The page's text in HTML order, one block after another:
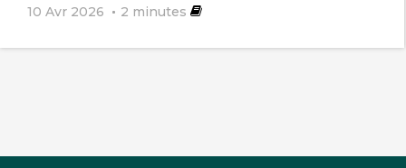
10 Avr 2026 2 minutes